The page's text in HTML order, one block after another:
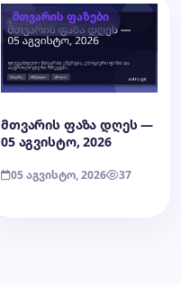
მთვარის ფაზები
მთვარის ფაზა დღეს —
05 აგვისტო, 2026
05 აგვისტო, 2026 37